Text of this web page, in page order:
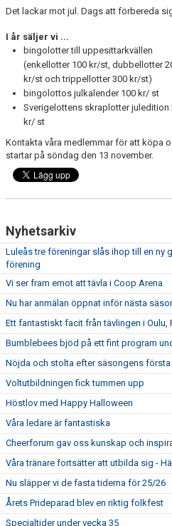
LÄNKAR
Det lackar mot jul. Dags att förbereda
I år säljer vi ...
bingolotter till uppesittarkvällen
(enkellotter 100 kr/st, dubbellotter
kr/st och trippellotter 300 kr/st)
bingolottos julkalender 100 kr/ st
Sverigelottens skraplotter juledition
kr/ st
Kontakta våra medlemmar för att köpa
startar på söndag den 13 november.
Nyhetsarkiv
Luleås tre föreningar slås ihop till en ny
förening
Vi ser fram emot att tävla i Coop Arena
Nu har anmälan öppnat inför nästa
Ett fantastiskt facit från tävlingen i Oulu,
Bumblebees bjöd på ett fint program
Nöjda och stolta efter säsongens första
Voltutbildningen fick tummen upp
Höstlov med Happy Halloween
Våra ledare är fantastiska
Cheerforum gav oss kunskap och
Våra tränare fortsätter att utbilda sig -
Nu släpper vi de fasta tiderna för 25/26
Årets Prideparad blev en riktig folkfest
Specialtider under vecka 35